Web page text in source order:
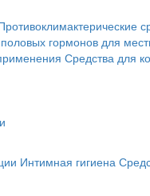
гормонов для
Средства для
Интимная гигиена